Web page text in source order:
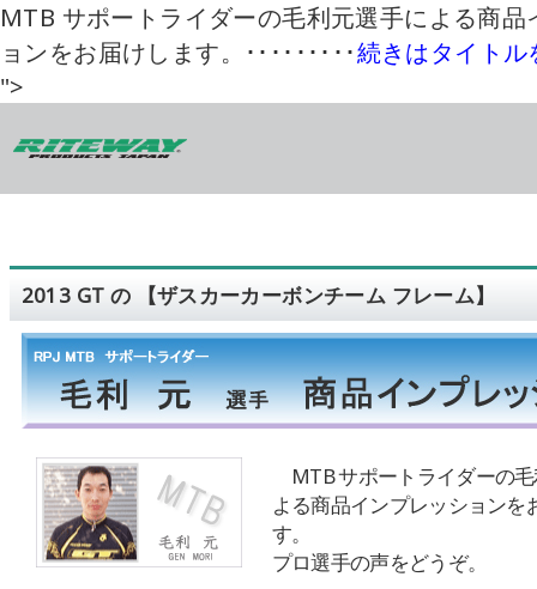
MTB サポートライダーの毛利元選手による商品
ョンをお届けします。･････････続きはタイト
">
2013 GT の 【ザスカーカーボンチーム フレーム】
MTB サポートライダーの
よる商品インプレッションを
す。
プロ選手の声をどうぞ。